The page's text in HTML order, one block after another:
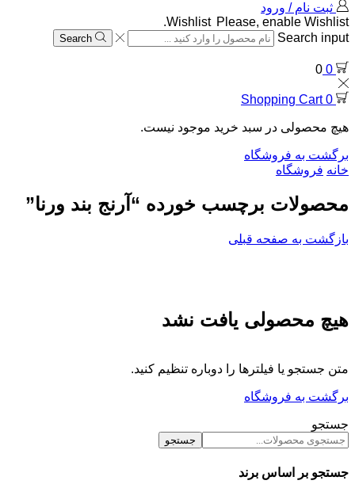
ثبت نام / ورود
Wishlist Please, enable Wishlist.
Search input
Search
0
0
0
Shopping Cart
هیچ محصولی در سبد خرید موجود نیست.
برگشت به فروشگاه
خانه فروشگاه
محصولات برچسب خورده “آرنج بند ورنا”
بازگشت به صفحه قبلی
هیچ محصولی یافت نشد
متن جستجو یا فیلترها را دوباره تنظیم کنید.
برگشت به فروشگاه
جستجو
جستجو
جستجو بر اساس برند